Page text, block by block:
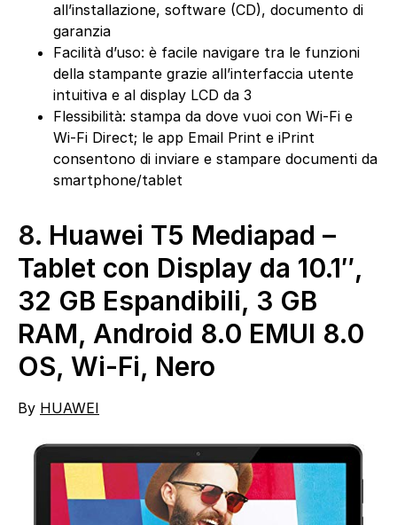
all’installazione, software (CD), documento di
garanzia
Facilità d’uso: è facile navigare tra le funzioni
della stampante grazie all’interfaccia utente
intuitiva e al display LCD da 3
Flessibilità: stampa da dove vuoi con Wi-Fi e
Wi-Fi Direct; le app Email Print e iPrint
consentono di inviare e stampare documenti da
smartphone/tablet
8. Huawei T5 Mediapad –
Tablet con Display da 10.1″,
32 GB Espandibili, 3 GB
RAM, Android 8.0 EMUI 8.0
OS, Wi-Fi, Nero
By HUAWEI